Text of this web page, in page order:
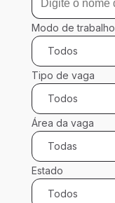
Modo de trabalho
Todos
Tipo de vaga
Todos
Área da vaga
Todas
Estado
Todos